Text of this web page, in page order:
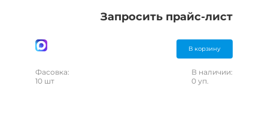
Запросить прайс-лист
В корзину
Фасовка:
10 шт
В наличии:
0 уп.